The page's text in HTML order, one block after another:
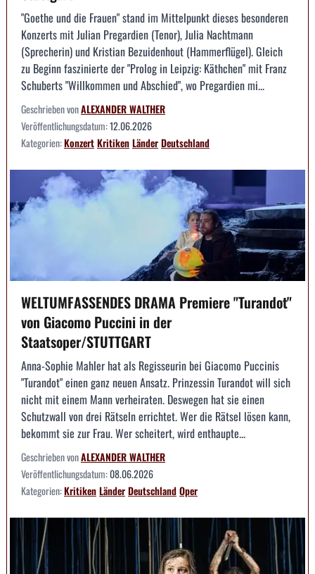
"Goethe und die Frauen" stand im Mittelpunkt dieses besonderen
Konzerts mit Julian Pregardien (Tenor), Julia Nachtmann
(Sprecherin) und Kristian Bezuidenhout (Hammerflügel). Gleich
zu Beginn faszinierte der "Prolog in Leipzig: Käthchen" mit Franz
Schuberts "Willkommen und Abschied", wo Pregardien mi...
Geschrieben vonALEXANDER WALTHER
Veröffentlichungsdatum:12.06.2026
Kategorien:KonzertKritikenLänderDeutschland
WELTUMFASSENDES DRAMA Premiere "Turandot"
von Giacomo Puccini in der
Staatsoper/STUTTGART
Anna-Sophie Mahler hat als Regisseurin bei Giacomo Puccinis
"Turandot" einen ganz neuen Ansatz. Prinzessin Turandot will sich
nicht mit einem Mann verheiraten. Deswegen hat sie einen
Schutzwall von drei Rätseln errichtet. Wer die Rätsel lösen kann,
bekommt sie zur Frau. Wer scheitert, wird enthaupte...
Geschrieben vonALEXANDER WALTHER
Veröffentlichungsdatum:08.06.2026
Kategorien:KritikenLänderDeutschlandOper